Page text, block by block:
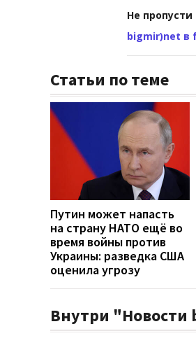
Не
bigmir)net в
Статьи по теме
Путин может напасть
на страну НАТО ещё во
время войны против
Украины: разведка США
оценила угрозу
Внутри "Новости